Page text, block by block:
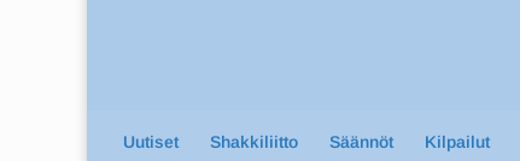
Uutiset Shakkiliitto Säännöt Kilpailut